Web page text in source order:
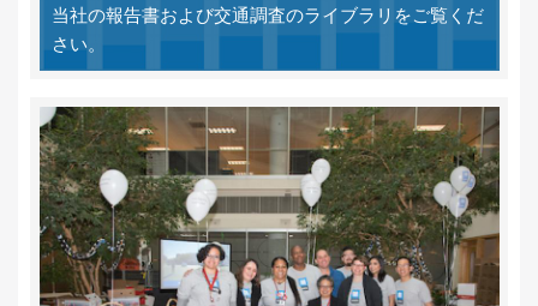
当社の報告書および交通調査のライブラリをご覧くだ
さい。